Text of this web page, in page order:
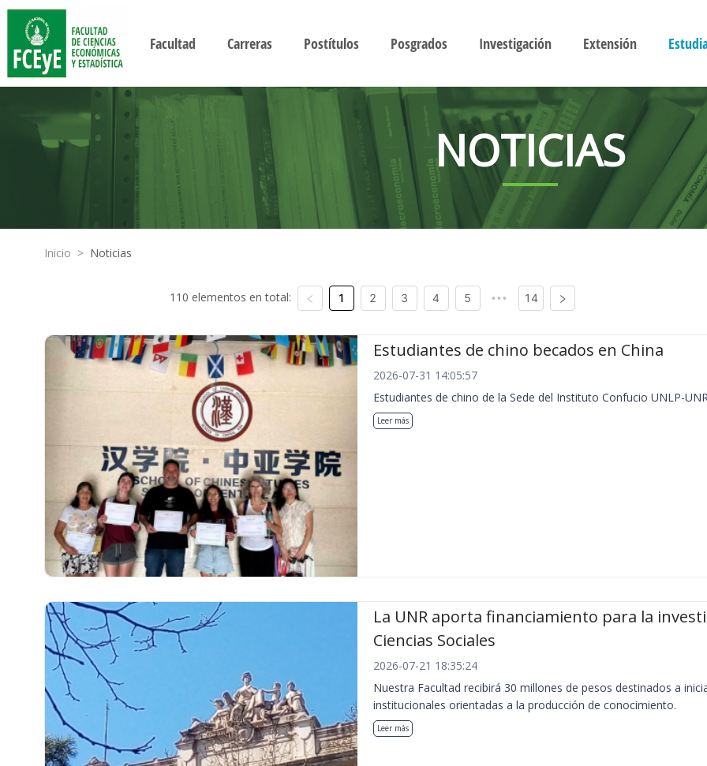
Facultad Carreras Postítulos Posgrados Investigación Extensión
NOTICIAS
Inicio > Noticias
110 elementos en total: 1 2 3 4 5 ••• 14
Estudiantes de chino becados en China
2026-07-31 14:05:57
Estudiantes de chino de la Sede del Instituto Confucio UNLP-
Leer más
La UNR aporta financiamiento para la
Ciencias Sociales
2026-07-21 18:35:24
Nuestra Facultad recibirá 30 millones de pesos destinados a
institucionales orientadas a la producción de conocimiento.
Leer más